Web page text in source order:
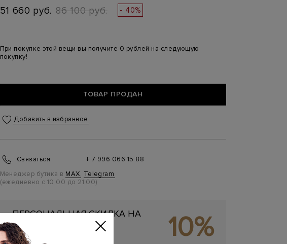
51 660 руб. 86 100 руб. - 40%
При покупке этой вещи вы получите 0 рублей на следующую
покупку!
ТОВАР ПРОДАН
Добавить в избранное
Связаться
+ 7 996 066 15 88
Менеджер бутика в MAX, Telegram
(ежедневно с 10:00 до 21:00)
ПЕРСОНАЛЬНАЯ СКИДКА НА
ПЕРВУЮ ПОКУПКУ
Подробнее 10%